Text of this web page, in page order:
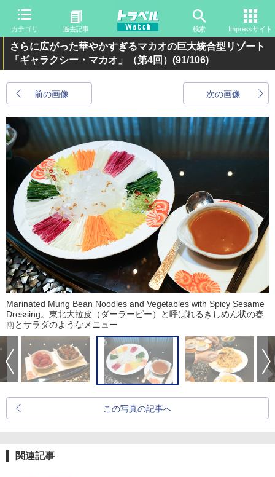
カテゴリ 過去記事 検索 Impressサイト
さらに広がった華やかすぎるマカオの巨大統合型リゾート
「ギャラクシー・マカオ」（第4回） (91/106)
前の画像 次の画像
Marinated Mung Bean Noodles and Vegetables with Spicy Sesame
Dressing。東北大拉皮（ダーラーピー）と呼ばれるきしめん状の春
雨とサラダのようなメニュー
この写真の記事へ
関連記事